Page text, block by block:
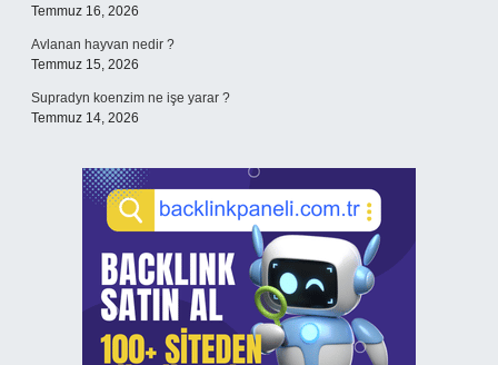
Temmuz 16, 2026
Avlanan hayvan nedir ?
Temmuz 15, 2026
Supradyn koenzim ne işe yarar ?
Temmuz 14, 2026